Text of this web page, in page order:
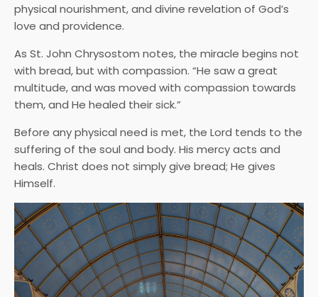
physical nourishment, and divine revelation of God’s
love and providence.
As St. John Chrysostom notes, the miracle begins not
with bread, but with compassion. “He saw a great
multitude, and was moved with compassion towards
them, and He healed their sick.”
Before any physical need is met, the Lord tends to the
suffering of the soul and body. His mercy acts and
heals. Christ does not simply give bread; He gives
Himself.